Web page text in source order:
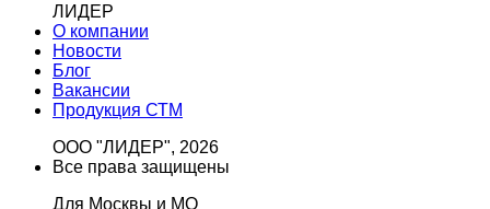
ЛИДЕР
О компании
Новости
Блог
Вакансии
Продукция СТМ
ООО "ЛИДЕР", 2026
Все права защищены
Для Москвы и МО